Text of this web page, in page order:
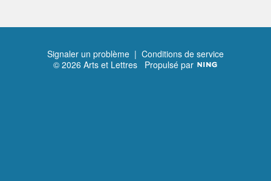
Signaler un problème | Conditions de service
© 2026 Arts et Lettres Propulsé par